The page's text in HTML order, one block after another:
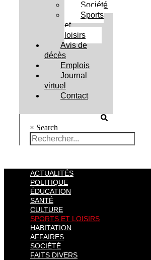
Société
Sports
et
loisirs
Avis de
décès
Emplois
Journal
virtuel
Contact
× Search
ACTUALITÉS
POLITIQUE
ÉDUCATION
SANTÉ
CULTURE
SPORTS ET LOISIRS
HABITATION
AFFAIRES
SOCIÉTÉ
FAITS DIVERS